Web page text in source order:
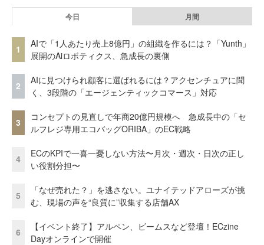
今日 月間
1
AIで「1人あたり売上8億円」の組織を作るには？「Yunth」
展開のAiロボティクス、急成長の裏側
2
AIに見つけられ顧客に選ばれるには？アクセンチュアに聞
く、3段階の「エージェンティックコマース」対応
3
コンセプトの見直しで年商20億円規模へ 急成長中の「セ
ルフレジ専用エコバッグORIBA」のEC戦略
4
ECのKPIで一喜一憂しない方法〜月次・週次・日次の正し
い役割分担〜
5
「なぜ売れた？」を逃さない。ユナイテッドアローズが挑
む、現場の声を“良質に”収集する店舗AX
6
【イベント終了】アルペン、ビームスなど登壇！ECzine
Dayオンラインで開催